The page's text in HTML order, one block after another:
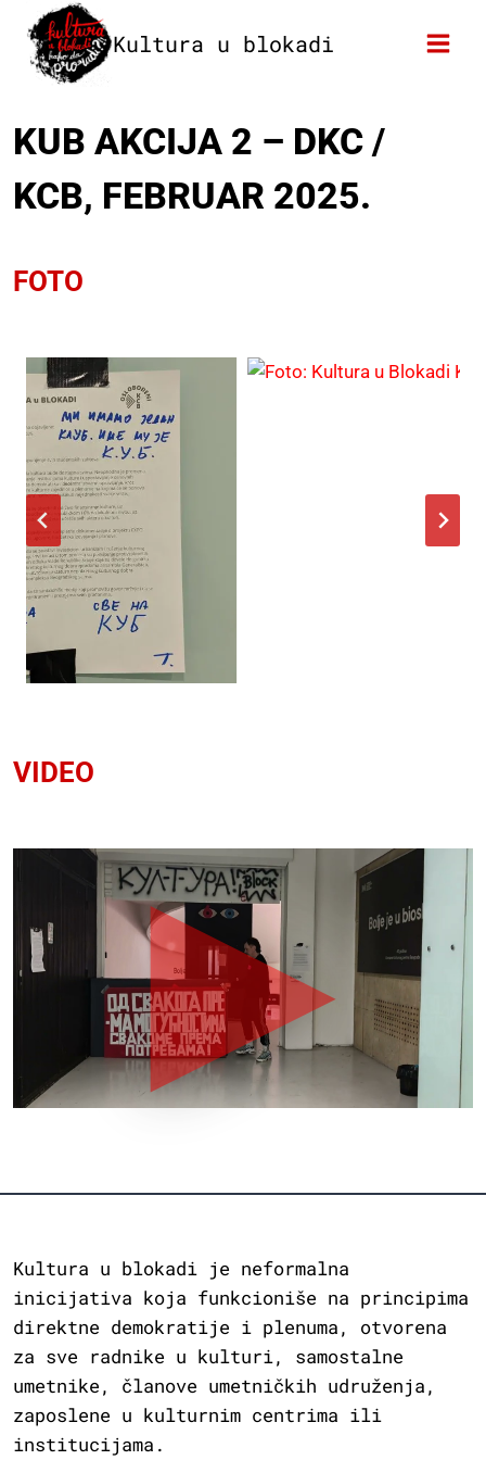
content
Kultura u blokadi
KUB AKCIJA 2 – DKC /
KCB, FEBRUAR 2025.
FOTO
VIDEO
Kultura u blokadi je neformalna
inicijativa koja funkcioniše na principima
direktne demokratije i plenuma, otvorena
za sve radnike u kulturi, samostalne
umetnike, članove umetničkih udruženja,
zaposlene u kulturnim centrima ili
institucijama.